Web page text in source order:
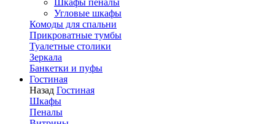
Шкафы пеналы
Угловые шкафы
Комоды для спальни
Прикроватные тумбы
Туалетные столики
Зеркала
Банкетки и пуфы
Гостиная
Назад Гостиная
Шкафы
Пеналы